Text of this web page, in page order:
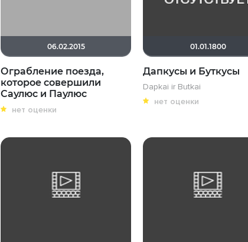
06.02.2015
Ограбление поезда,
которое совершили
Саулюс и Паулюс
нет оценки
01.01.1800
Дапкусы и Буткусы
Dapkai ir Butkai
нет оценки